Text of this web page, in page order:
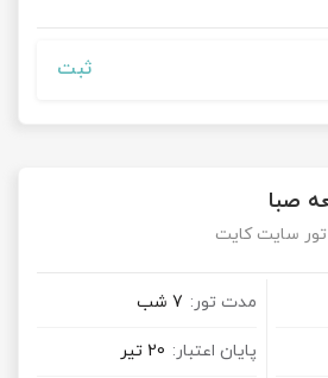
ثبت
صبا
تور سایت کایت
مدت تور: 7 شب
پایان اعتبار: 20 تیر